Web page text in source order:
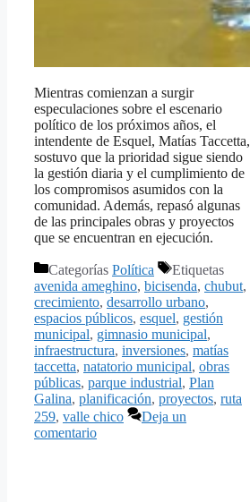
Mientras comienzan a surgir
especulaciones sobre el escenario
político de los próximos años, el
intendente de Esquel, Matías Taccetta,
sostuvo que la prioridad sigue siendo
la gestión diaria y el cumplimiento de
los compromisos asumidos con la
comunidad. Además, repasó algunas
de las principales obras y proyectos
que se encuentran en ejecución.
Categorías Política
Etiquetas
avenida ameghino, bicisenda, chubut,
crecimiento, desarrollo urbano,
espacios públicos, esquel, gestión
municipal, gimnasio municipal,
infraestructura, inversiones, matías
taccetta, natatorio municipal, obras
públicas, parque industrial, Plan
Galina, planificación, proyectos, ruta
259, valle chico
Deja un
comentario